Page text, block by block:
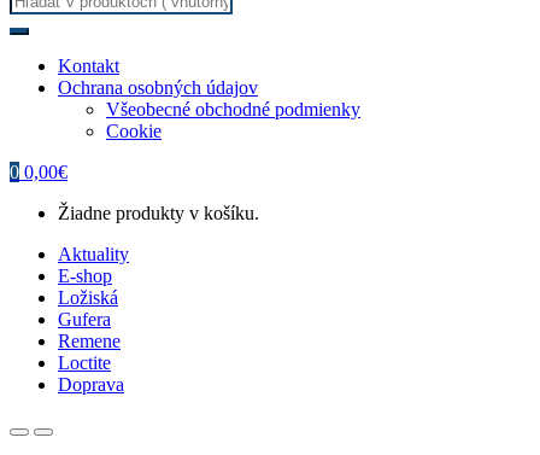
for:
Kontakt
Ochrana osobných údajov
Všeobecné obchodné podmienky
Cookie
0 0,00€
Žiadne produkty v košíku.
Aktuality
E-shop
Ložiská
Gufera
Remene
Loctite
Doprava